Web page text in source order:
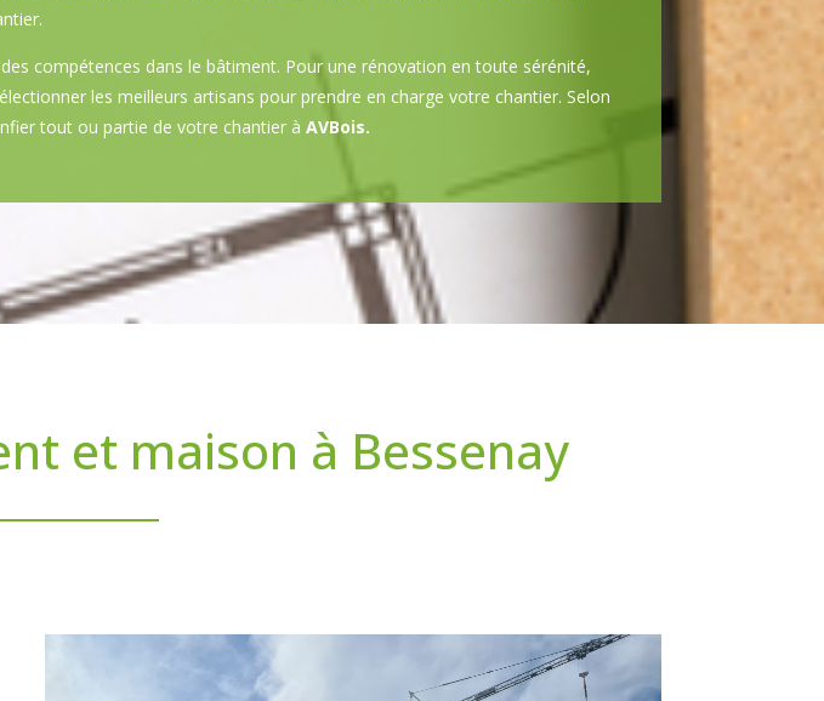
compétences dans le bâtiment. Pour une rénovation en toute sérénité,
les meilleurs artisans pour prendre en charge votre chantier. Selon
tout ou partie de votre chantier à AVBois.
et maison à Bessenay